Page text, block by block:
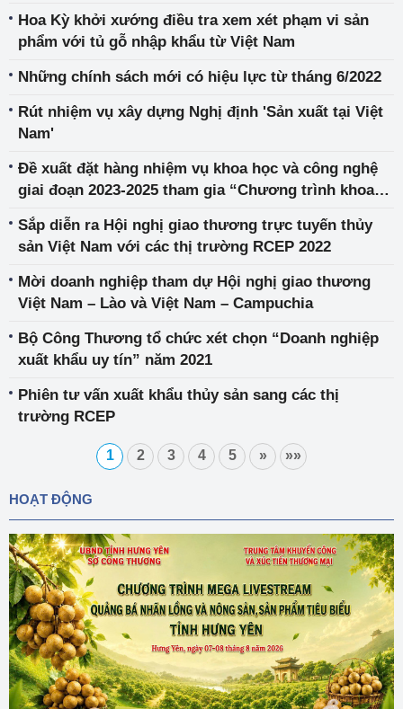
Hoa Kỳ khởi xướng điều tra xem xét phạm vi sản
phẩm với tủ gỗ nhập khẩu từ Việt Nam
Những chính sách mới có hiệu lực từ tháng 6/2022
Rút nhiệm vụ xây dựng Nghị định 'Sản xuất tại Việt
Nam'
Đề xuất đặt hàng nhiệm vụ khoa học và công nghệ
giai đoạn 2023-2025 tham gia “Chương trình khoa
đổi mới, hiện đại hóa công nghệ khai thác và chế
biến khoáng sản đến năm 2025”
Sắp diễn ra Hội nghị giao thương trực tuyến thủy
sản Việt Nam với các thị trường RCEP 2022
Mời doanh nghiệp tham dự Hội nghị giao thương
Việt Nam – Lào và Việt Nam – Campuchia
Bộ Công Thương tổ chức xét chọn “Doanh nghiệp
xuất khẩu uy tín” năm 2021
Phiên tư vấn xuất khẩu thủy sản sang các thị
trường RCEP
1 2 3 4 5 » »»
HOẠT ĐỘNG